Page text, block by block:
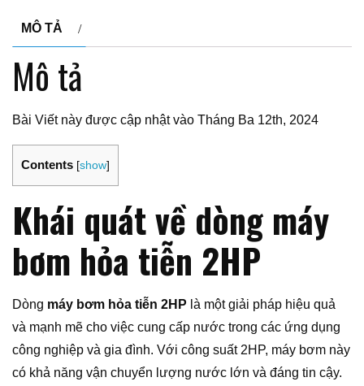
MÔ TẢ
Mô tả
Bài Viết này được cập nhật vào Tháng Ba 12th, 2024
Contents [show]
Khái quát về dòng máy
bơm hỏa tiễn 2HP
Dòng máy bơm hỏa tiễn 2HP là một giải pháp hiệu quả
và mạnh mẽ cho việc cung cấp nước trong các ứng dụng
công nghiệp và gia đình. Với công suất 2HP, máy bơm này
có khả năng vận chuyển lượng nước lớn và đáng tin cậy.